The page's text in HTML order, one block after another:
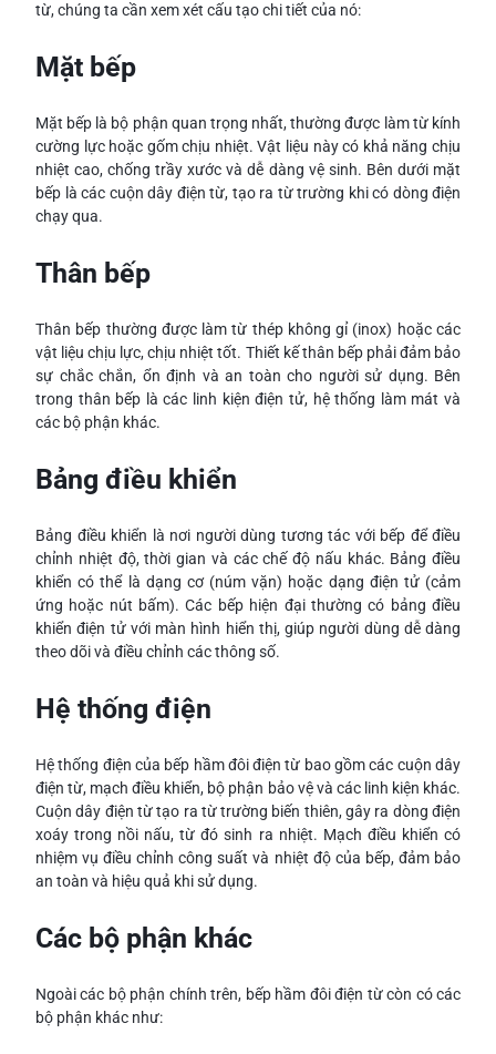
từ, chúng ta cần xem xét cấu tạo chi tiết của nó:
Mặt bếp
Mặt bếp là bộ phận quan trọng nhất, thường được làm từ kính
cường lực hoặc gốm chịu nhiệt. Vật liệu này có khả năng chịu
nhiệt cao, chống trầy xước và dễ dàng vệ sinh. Bên dưới mặt
bếp là các cuộn dây điện từ, tạo ra từ trường khi có dòng điện
chạy qua.
Thân bếp
Thân bếp thường được làm từ thép không gỉ (inox) hoặc các
vật liệu chịu lực, chịu nhiệt tốt. Thiết kế thân bếp phải đảm bảo
sự chắc chắn, ổn định và an toàn cho người sử dụng. Bên
trong thân bếp là các linh kiện điện tử, hệ thống làm mát và
các bộ phận khác.
Bảng điều khiển
Bảng điều khiển là nơi người dùng tương tác với bếp để điều
chỉnh nhiệt độ, thời gian và các chế độ nấu khác. Bảng điều
khiển có thể là dạng cơ (núm vặn) hoặc dạng điện tử (cảm
ứng hoặc nút bấm). Các bếp hiện đại thường có bảng điều
khiển điện tử với màn hình hiển thị, giúp người dùng dễ dàng
theo dõi và điều chỉnh các thông số.
Hệ thống điện
Hệ thống điện của bếp hầm đôi điện từ bao gồm các cuộn dây
điện từ, mạch điều khiển, bộ phận bảo vệ và các linh kiện khác.
Cuộn dây điện từ tạo ra từ trường biến thiên, gây ra dòng điện
xoáy trong nồi nấu, từ đó sinh ra nhiệt. Mạch điều khiển có
nhiệm vụ điều chỉnh công suất và nhiệt độ của bếp, đảm bảo
an toàn và hiệu quả khi sử dụng.
Các bộ phận khác
Ngoài các bộ phận chính trên, bếp hầm đôi điện từ còn có các
bộ phận khác như: